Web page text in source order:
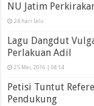
NU Jatim
24 hari lalu
Lagu Dangdut
Perlakuan Adil
25 Mei, 2016 | 08:14
Petisi Tuntut
Pendukung